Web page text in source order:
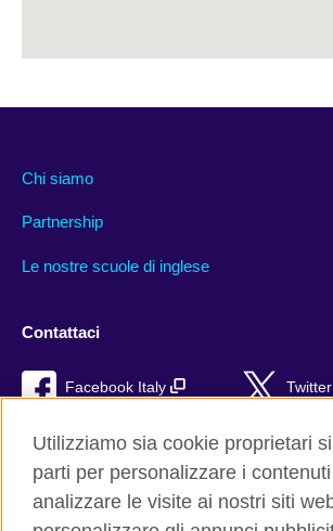
Chi siamo
Partnership
Le nostre scuole di inglese
Contattaci
Facebook Italy Twitter
YouTube TikTok
RSS
Utilizziamo sia cookie proprietari
parti per personalizzare i
analizzare le visite ai nostri siti